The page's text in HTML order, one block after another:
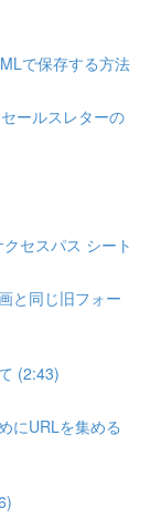
で保存する方法
ールスレターの
セスパス シート
と同じ旧フォー
(2:43)
にURLを集める